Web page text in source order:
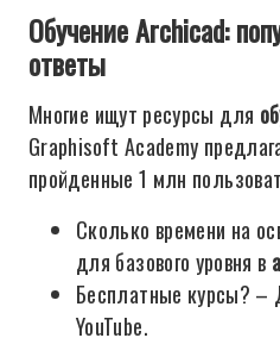
Обучение Archicad:
ответы
Многие ищут ресурсы для
Graphisoft Academy
пройденные 1 млн
Сколько времени на
для базового уровня в
Бесплатные курсы? –
YouTube.